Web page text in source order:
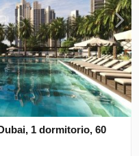
1 dormitorio, 60